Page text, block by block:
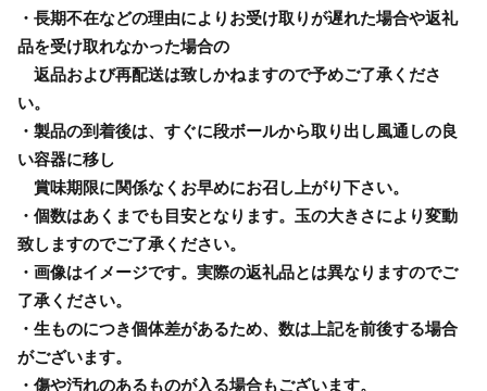
・長期不在などの理由によりお受け取りが遅れた場合や返礼
品を受け取れなかった場合の
返品および再配送は致しかねますので予めご了承くださ
い。
・製品の到着後は、すぐに段ボールから取り出し風通しの良
い容器に移し
賞味期限に関係なくお早めにお召し上がり下さい。
・個数はあくまでも目安となります。玉の大きさにより変動
致しますのでご了承ください。
・画像はイメージです。実際の返礼品とは異なりますのでご
了承ください。
・生ものにつき個体差があるため、数は上記を前後する場合
がございます。
・傷や汚れのあるものが入る場合もございます。